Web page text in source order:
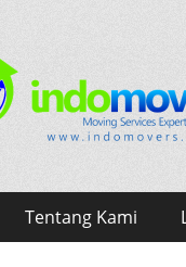
Profesional
Tentang Kami